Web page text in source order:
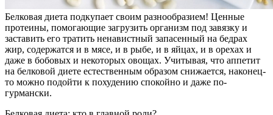
Белковая диета подкупает своим разнообразием! Ценные
протеины, помогающие загрузить организм под завязку и
заставить его тратить ненавистный запасенный на бедрах
жир, содержатся и в мясе, и в рыбе, и в яйцах, и в орехах и
даже в бобовых и некоторых овощах. Учитывая, что аппетит
на белковой диете естественным образом снижается, наконец-
то можно подойти к похудению спокойно и даже по-
гурмански.